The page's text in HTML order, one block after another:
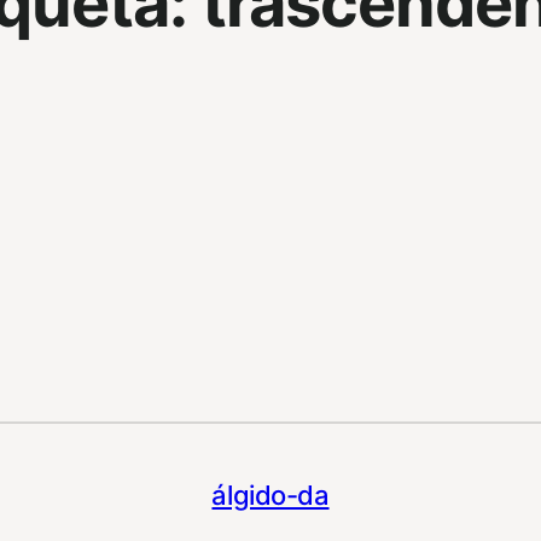
álgido-da